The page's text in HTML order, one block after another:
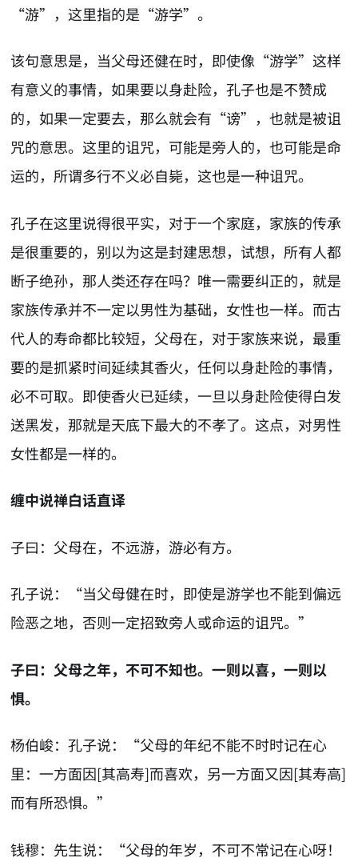
“游”，这里指的是“游学”。
该句意思是，当父母还健在时，即使像“游学”这样
有意义的事情，如果要以身赴险，孔子也是不赞成
的，如果一定要去，那么就会有“谤”，也就是被诅
咒的意思。这里的诅咒，可能是旁人的，也可能是命
运的，所谓多行不义必自毙，这也是一种诅咒。
孔子在这里说得很平实，对于一个家庭，家族的传承
是很重要的，别以为这是封建思想，试想，所有人都
断子绝孙，那人类还存在吗？唯一需要纠正的，就是
家族传承并不一定以男性为基础，女性也一样。而古
代人的寿命都比较短，父母在，对于家族来说，最重
要的是抓紧时间延续其香火，任何以身赴险的事情，
必不可取。即使香火已延续，一旦以身赴险使得白发
送黑发，那就是天底下最大的不孝了。这点，对男性
女性都是一样的。
缠中说禅白话直译
子曰：父母在，不远游，游必有方。
孔子说：“当父母健在时，即使是游学也不能到偏远
险恶之地，否则一定招致旁人或命运的诅咒。”
子曰：父母之年，不可不知也。一则以喜，一则以
惧。
杨伯峻：孔子说：“父母的年纪不能不时时记在心
里：一方面因[其高寿]而喜欢，另一方面又因[其寿高]
而有所恐惧。”
钱穆：先生说：“父母的年岁，不可不常记在心呀！